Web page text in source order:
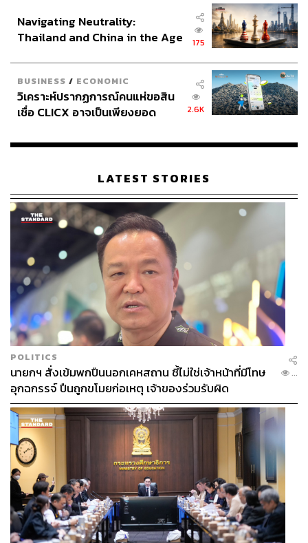
Navigating Neutrality:
Thailand and China in the Age
175
BUSINESS / ECONOMIC
วิเคราะห์ปรากฏการณ์คนแห่ขอสิน
เชื่อ CLICX อาจเป็นเพียงยอด
เรือนไทยที่ถูกซุกไว้
2.6K
LATEST STORIES
POLITICS
นายกฯ สั่งเข้มพกปืนนอกเคหสถาน ชี้ไม่ใช่เจ้าหน้าที่มีโทษ
อุกฉกรรจ์ ปืนถูกขโมยก่อเหตุ เจ้าของร่วมรับผิด
...